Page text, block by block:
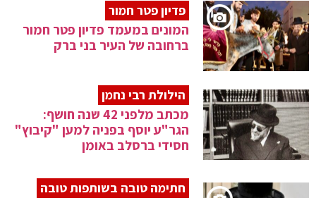
פדיון פטר חמור
המונים במעמד פדיון פטר חמור
ברחובה של העיר בני ברק
הילולת רבי נחמן
מכתב מלפני 42 שנה חושף:
הגר"ע יוסף בפניה למען "קיבוץ"
חסידי ברסלב באומן
חתימה טובה בשותפות טובה